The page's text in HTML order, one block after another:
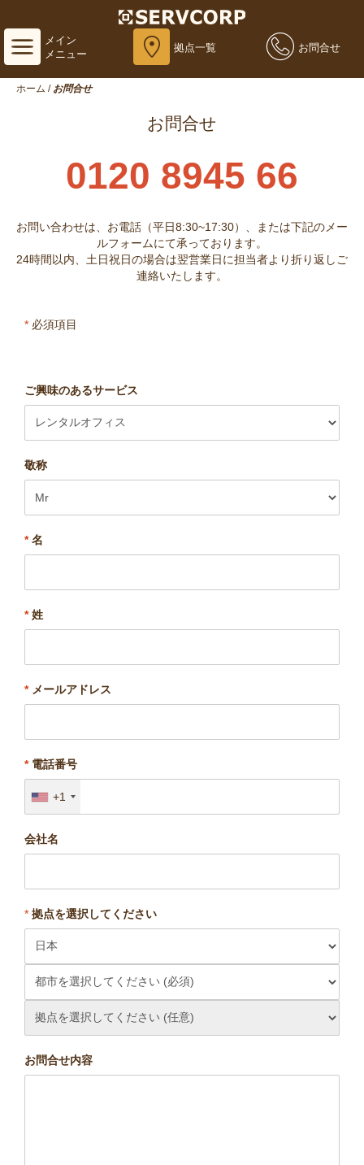
メイン
メニュー
拠点一覧 お問合せ
ホーム / お問合せ
お問合せ
0120 8945 66
お問い合わせは、お電話（平日8:30~17:30）、または下記のメー
ルフォームにて承っております。
24時間以内、土日祝日の場合は翌営業日に担当者より折り返しご
連絡いたします。
* 必須項目
ご興味のあるサービス
敬称
*名
*姓
*メールアドレス
*電話番号
+1
会社名
* 拠点を選択してください
お問合せ内容